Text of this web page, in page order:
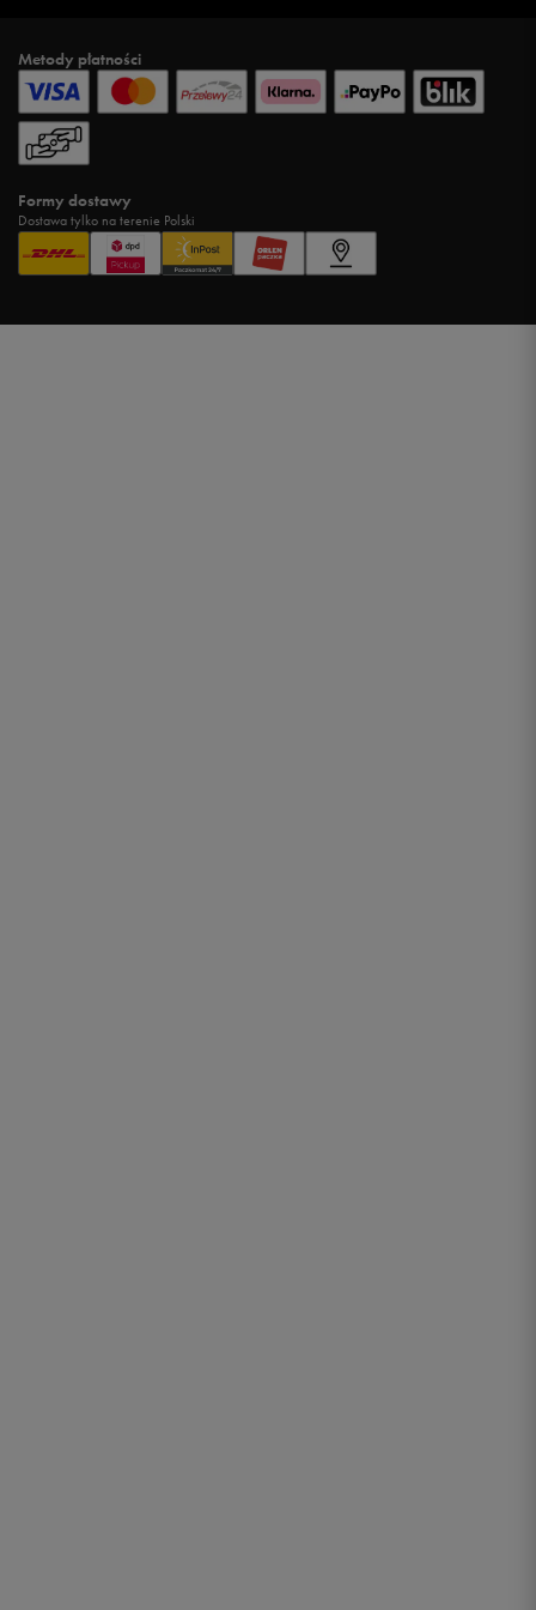
Metody płatności
Formy dostawy
Dostawa tylko na terenie Polski